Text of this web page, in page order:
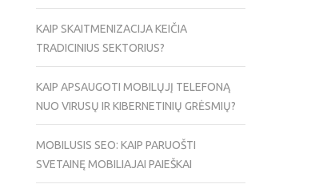
KAIP SKAITMENIZACIJA KEIČIA
TRADICINIUS SEKTORIUS?
KAIP APSAUGOTI MOBILŲJĮ TELEFONĄ
NUO VIRUSŲ IR KIBERNETINIŲ GRĖSMIŲ?
MOBILUSIS SEO: KAIP PARUOŠTI
SVETAINĘ MOBILIAJAI PAIEŠKAI